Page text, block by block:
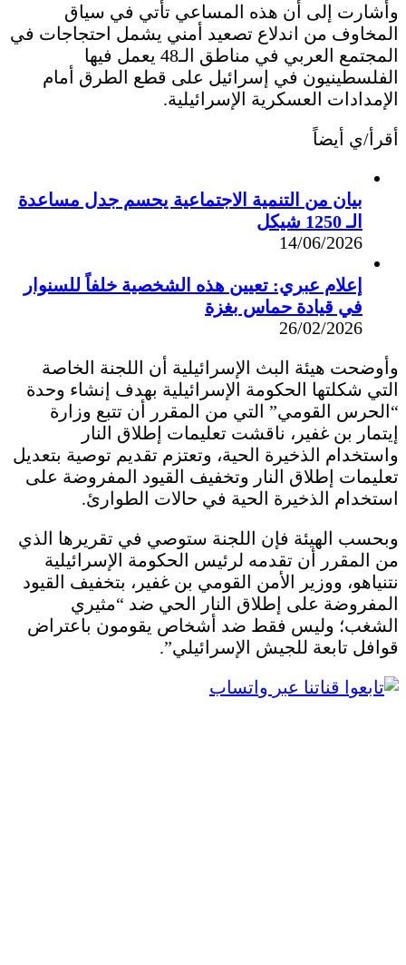
وأشارت إلى أن هذه المساعي تأتي في سياق
المخاوف من اندلاع تصعيد أمني يشمل احتجاجات في
المجتمع العربي في مناطق الـ48 يعمل فيها
الفلسطينيون في إسرائيل على قطع الطرق أمام
الإمدادات العسكرية الإسرائيلية.
أقرأ/ي أيضاً
بيان من التنمية الاجتماعية يحسم جدل مساعدة
الـ 1250 شيكل
14/06/2026
إعلام عبري: تعيين هذه الشخصية خلفاً للسنوار
في قيادة حماس بغزة
26/02/2026
وأوضحت هيئة البث الإسرائيلية أن اللجنة الخاصة
التي شكلتها الحكومة الإسرائيلية بهدف إنشاء وحدة
“الحرس القومي” التي من المقرر أن تتبع وزارة
إيتمار بن غفير، ناقشت تعليمات إطلاق النار
واستخدام الذخيرة الحية، وتعتزم تقديم توصية بتعديل
تعليمات إطلاق النار وتخفيف القيود المفروضة على
استخدام الذخيرة الحية في حالات الطوارئ.
وبحسب الهيئة فإن اللجنة ستوصي في تقريرها الذي
من المقرر أن تقدمه لرئيس الحكومة الإسرائيلية
نتنياهو، ووزير الأمن القومي بن غفير، بتخفيف القيود
المفروضة على إطلاق النار الحي ضد “مثيري
الشغب؛ وليس فقط ضد أشخاص يقومون باعتراض
قوافل تابعة للجيش الإسرائيلي”.